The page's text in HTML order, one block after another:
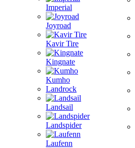
Imperial
Joyroad
Kavir Tire
Kingnate
Kumho
Landrock
Landsail
Landspider
Laufenn